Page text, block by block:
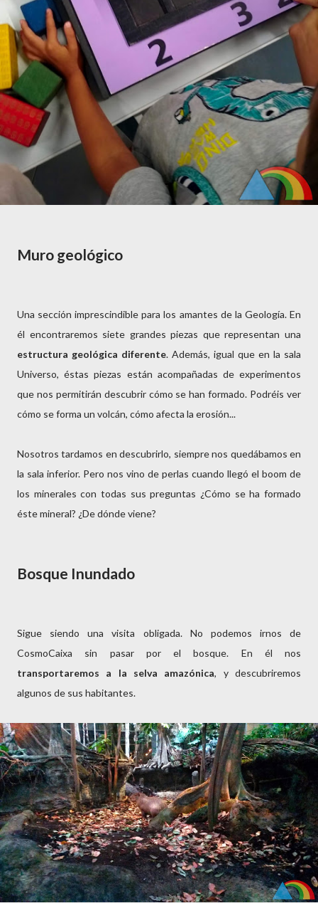
Muro geológico
Una sección imprescindible para los amantes de la Geología. En
él encontraremos siete grandes piezas que representan una
estructura geológica diferente. Además, igual que en la sala
Universo, éstas piezas están acompañadas de experimentos
que nos permitirán descubrir cómo se han formado. Podréis ver
cómo se forma un volcán, cómo afecta la erosión...
Nosotros tardamos en descubrirlo, siempre nos quedábamos en
la sala inferior. Pero nos vino de perlas cuando llegó el boom de
los minerales con todas sus preguntas ¿Cómo se ha formado
éste mineral? ¿De dónde viene?
Bosque Inundado
Sigue siendo una visita obligada. No podemos irnos de
CosmoCaixa sin pasar por el bosque. En él nos
transportaremos a la selva amazónica, y descubriremos
algunos de sus habitantes.